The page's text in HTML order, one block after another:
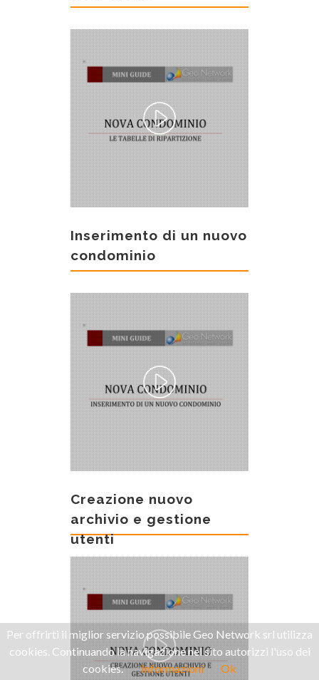
Inserimento di un nuovo
condominio
Creazione nuovo
archivio e gestione
utenti
Per offrirti il miglior servizio possibile Geo Network srl utilizza
cookies. Continuando la navigazione nel sito autorizzi l'uso dei
cookies.
Informazioni Ok